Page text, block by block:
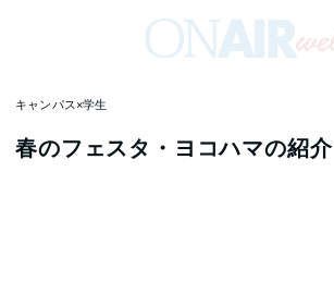
キャンパス×学生
春のフェスタ・ヨコハマの紹介